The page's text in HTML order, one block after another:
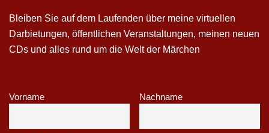
Bleiben Sie auf dem Laufenden über meine virtuellen
Darbietungen, öffentlichen Veranstaltungen, meinen neuen
CDs und alles rund um die Welt der Märchen
Vorname Nachname